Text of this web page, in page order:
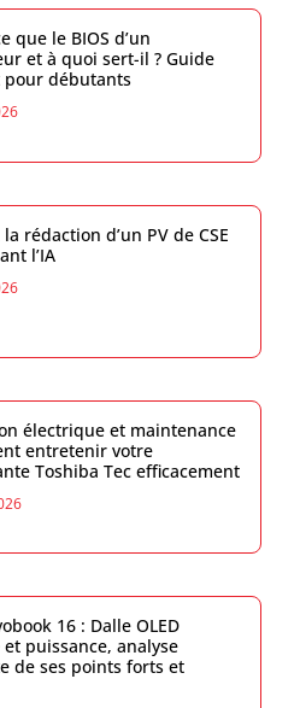
que le BIOS d’un
et à quoi sert-il ? Guide
pour débutants
rédaction d’un PV de CSE
l’IA
électrique et maintenance
entretenir votre
Toshiba Tec efficacement
16 : Dalle OLED
puissance, analyse
de ses points forts et